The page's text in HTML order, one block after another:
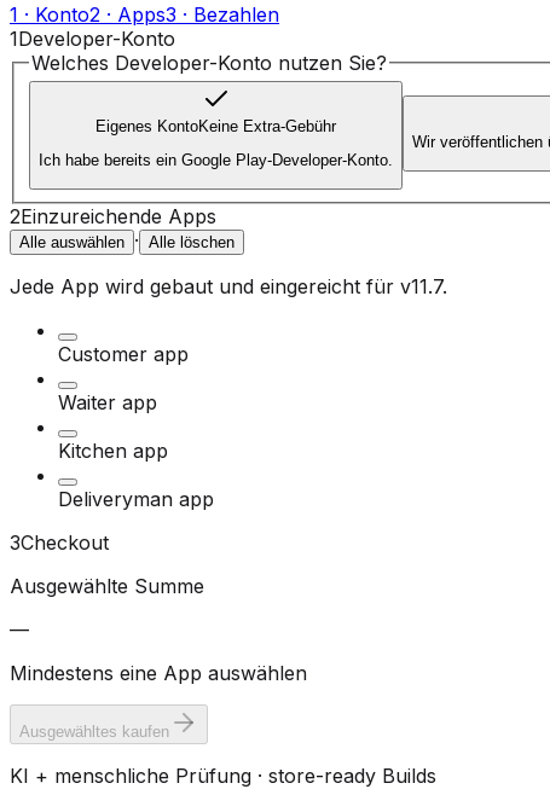
1 · Konto2 · Apps3 · Bezahlen
1Developer-Konto
Welches Developer-Konto nutzen Sie?
Eigenes KontoKeine Extra-Gebühr
Ich habe bereits ein Google Play-Developer-Konto.
Wir
2Einzureichende Apps
Alle auswählen · Alle löschen
Jede App wird gebaut und eingereicht für v11.7.
Customer app
Waiter app
Kitchen app
Deliveryman app
3Checkout
Ausgewählte Summe
—
Mindestens eine App auswählen
Ausgewähltes kaufen
KI + menschliche Prüfung · store-ready Builds